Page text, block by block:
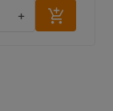
+